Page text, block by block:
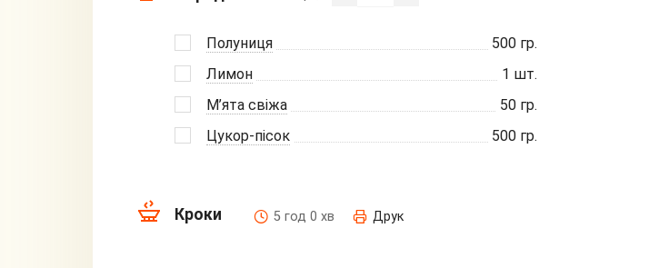
Полуниця 500 гр.
Лимон
1 шт.
М’ята свіжа
50 гр.
Цукор-пісок
500 гр.
Кроки 5 год 0 хв Друк